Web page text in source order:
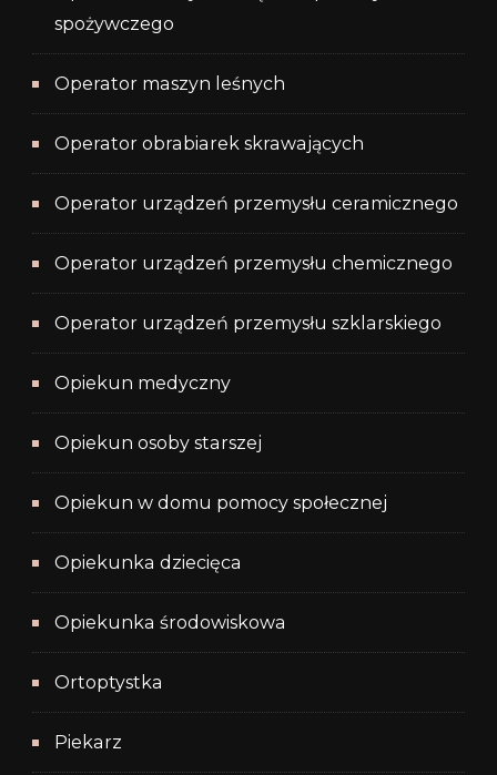
spożywczego
Operator maszyn leśnych
Operator obrabiarek skrawających
Operator urządzeń przemysłu ceramicznego
Operator urządzeń przemysłu chemicznego
Operator urządzeń przemysłu szklarskiego
Opiekun medyczny
Opiekun osoby starszej
Opiekun w domu pomocy społecznej
Opiekunka dziecięca
Opiekunka środowiskowa
Ortoptystka
Piekarz